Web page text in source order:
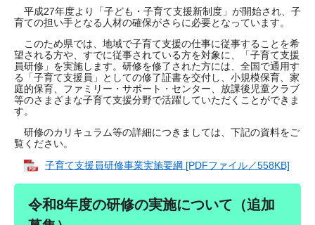
平成27年度より「子ども・子育て支援新制度」が開始され、子
育ての担い手となる人材の確保がさらに必要となっています。
このため県では、地域で子育て支援の仕事に従事することを希
望される方や、すでに従事されている方を対象に、「子育て支援
員研修」を実施します。研修を修了された方には、全国で通用す
る「子育て支援員」としての修了証書を交付し、小規模保育、家
庭的保育、ファミリー・サポート・センター、放課後児童クラブ
等のさまざまな子育て支援分野で活躍していただくことができま
す。
研修のカリキュラム等の詳細につきましては、下記の資料をご
覧ください。
子育て支援員研修事業実施要綱 [PDFファイル／558KB]
令和8年度の研修の実施について（追加